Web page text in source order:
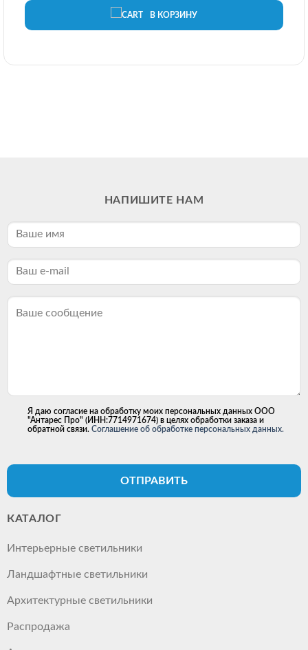
В КОРЗИНУ
НАПИШИТЕ НАМ
Я даю согласие на обработку моих персональных данных ООО
"Антарес Про" (ИНН:7714971674) в целях обработки заказа и
обратной связи. Соглашение об обработке персональных данных.
ОТПРАВИТЬ
КАТАЛОГ
Интерьерные светильники
Ландшафтные светильники
Архитектурные светильники
Распродажа